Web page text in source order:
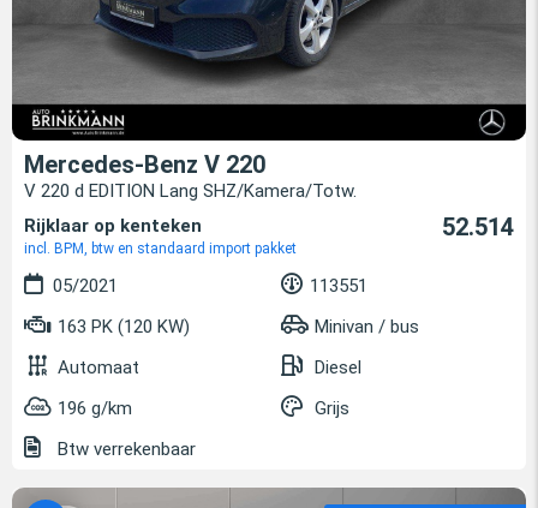
Mercedes-Benz V 220
V 220 d EDITION Lang SHZ/Kamera/Totw.
Rijklaar op kenteken
incl. BPM, btw en standaard import pakket
52.514
05/2021
113551
163 PK (120 KW)
Minivan / bus
Automaat
Diesel
196 g/km
Grijs
Btw verrekenbaar